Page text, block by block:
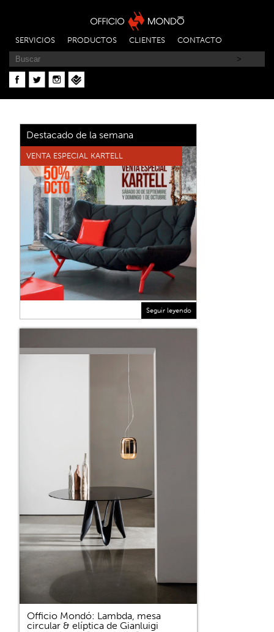
SERVICIOS PRODUCTOS CLIENTES CONTACTO
Destacado de la semana
VENTA ESPECIAL KARTELL
Seguir leyendo
Officio Mondó: Lambda, mesa
circular & elíptica de Gianluigi